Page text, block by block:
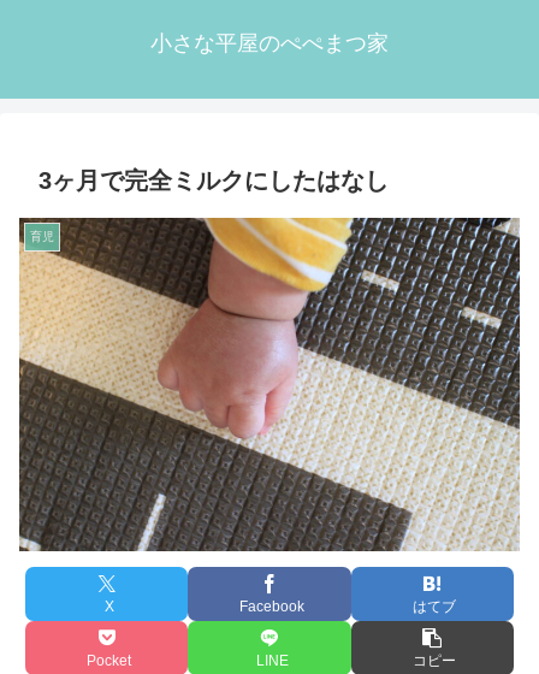
小さな平屋のぺぺまつ家
3ヶ月で完全ミルクにしたはなし
育児
X Facebook はてブ
Pocket LINE コピー